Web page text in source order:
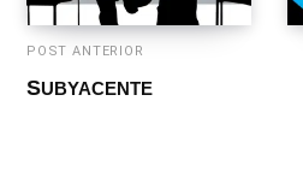
POST ANTERIOR
SUBYACENTE